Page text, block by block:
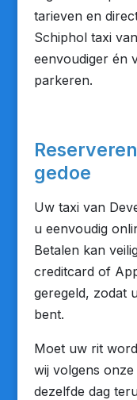
tarieven en
Schiphol taxi
eenvoudiger én
parkeren.
gedoe
Uw taxi van
u eenvoudig
Betalen kan
creditcard of
geregeld, zodat
bent.
Moet uw rit
wij volgens
dezelfde dag